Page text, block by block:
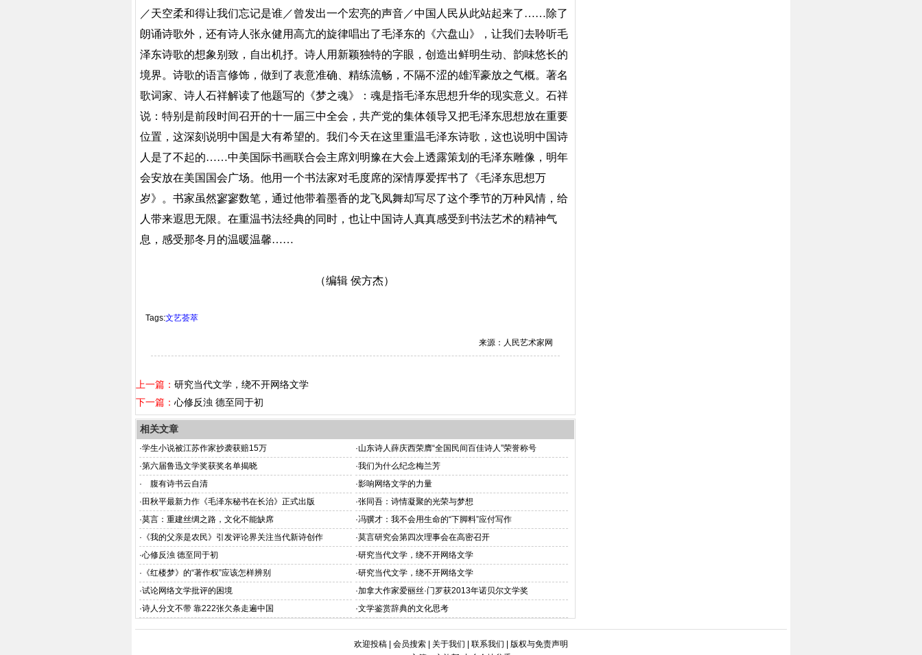
／天空柔和得让我们忘记是谁／曾发出一个宏亮的声音／中国人民从此站起来了……除了
朗诵诗歌外，还有诗人张永健用高亢的旋律唱出了毛泽东的《六盘山》，让我们去聆听毛
泽东诗歌的想象别致，自出机抒。诗人用新颖独特的字眼，创造出鲜明生动、韵味悠长的
境界。诗歌的语言修饰，做到了表意准确、精练流畅，不隔不涩的雄浑豪放之气概。著名
歌词家、诗人石祥解读了他题写的《梦之魂》：魂是指毛泽东思想升华的现实意义。石祥
说：特别是前段时间召开的十一届三中全会，共产党的集体领导又把毛泽东思想放在重要
位置，这深刻说明中国是大有希望的。我们今天在这里重温毛泽东诗歌，这也说明中国诗
人是了不起的……中美国际书画联合会主席刘明豫在大会上透露策划的毛泽东雕像，明年
会安放在美国国会广场。他用一个书法家对毛度席的深情厚爱挥书了《毛泽东思想万
岁》。书家虽然寥寥数笔，通过他带着墨香的龙飞凤舞却写尽了这个季节的万种风情，给
人带来遐思无限。在重温书法经典的同时，也让中国诗人真真感受到书法艺术的精神气
息，感受那冬月的温暖温馨……
（编辑 侯方杰）
Tags:文艺荟萃
来源：人民艺术家网
上一篇： 研究当代文学，绕不开网络文学
下一篇： 心修反浊 德至同于初
相关文章
·学生小说被江苏作家抄袭获赔15万 ·山东诗人薛庆西荣膺“全国民间百佳诗人”荣誉称号
·第六届鲁迅文学奖获奖名单揭晓 ·我们为什么纪念梅兰芳
· 腹有诗书云自清 ·影响网络文学的力量
· 田秋平最新力作《毛泽东秘书在长治》正式出版 ·张同吾：诗情凝聚的光荣与梦想
·莫言：重建丝绸之路，文化不能缺席 ·冯骥才：我不会用生命的“下脚料”应付写作
· 《我的父亲是农民》引发评论界关注当代新诗创作 ·莫言研究会第四次理事会在高密召开
·心修反浊 德至同于初 ·研究当代文学，绕不开网络文学
· 《红楼梦》的“著作权”应该怎样辨别 ·研究当代文学，绕不开网络文学
·试论网络文学批评的困境 ·加拿大作家爱丽丝·门罗获2013年诺贝尔文学奖
·诗人分文不带 靠222张欠条走遍中国 ·文学鉴赏辞典的文化思考
欢迎投稿 会员搜索 关于我们 联系我们
版权与免责声明